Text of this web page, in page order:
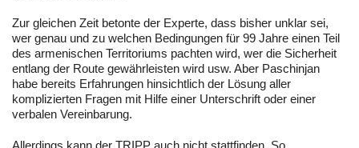
Zur gleichen Zeit betonte der Experte, dass bisher unklar sei,
wer genau und zu welchen Bedingungen für 99 Jahre einen Teil
des armenischen Territoriums pachten wird, wer die Sicherheit
entlang der Route gewährleisten wird usw. Aber Paschinjan
habe bereits Erfahrungen hinsichtlich der Lösung aller
komplizierten Fragen mit Hilfe einer Unterschrift oder einer
verbalen Vereinbarung.